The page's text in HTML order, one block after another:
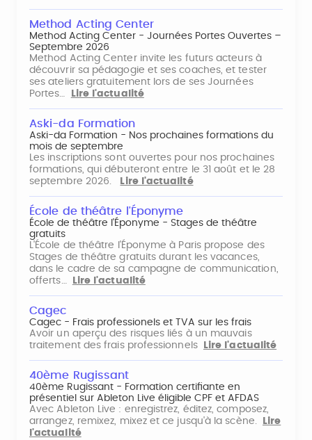
Method Acting Center
Method Acting Center - Journées Portes Ouvertes –
Septembre 2026
Method Acting Center invite les futurs acteurs à
découvrir sa pédagogie et ses coaches, et tester
ses ateliers gratuitement lors de ses Journées
Portes…
Lire l'actualité
Aski-da Formation
Aski-da Formation - Nos prochaines formations du
mois de septembre
Les inscriptions sont ouvertes pour nos prochaines
formations, qui débuteront entre le 31 août et le 28
septembre 2026.
Lire l'actualité
École de théâtre l'Éponyme
École de théâtre l'Éponyme - Stages de théâtre
gratuits
L'École de théâtre l'Éponyme à Paris propose des
Stages de théâtre gratuits durant les vacances,
dans le cadre de sa campagne de communication,
offerts…
Lire l'actualité
Cagec
Cagec - Frais professionels et TVA sur les frais
Avoir un aperçu des risques liés à un mauvais
traitement des frais professionnels
Lire l'actualité
40ème Rugissant
40ème Rugissant - Formation certifiante en
présentiel sur Ableton Live éligible CPF et AFDAS
Avec Ableton Live : enregistrez, éditez, composez,
arrangez, remixez, mixez et ce jusqu'à la scène.
Lire
l'actualité